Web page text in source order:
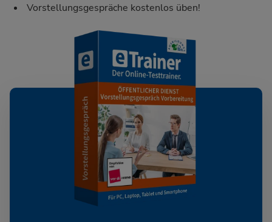
Vorstellungsgespräche kostenlos üben!